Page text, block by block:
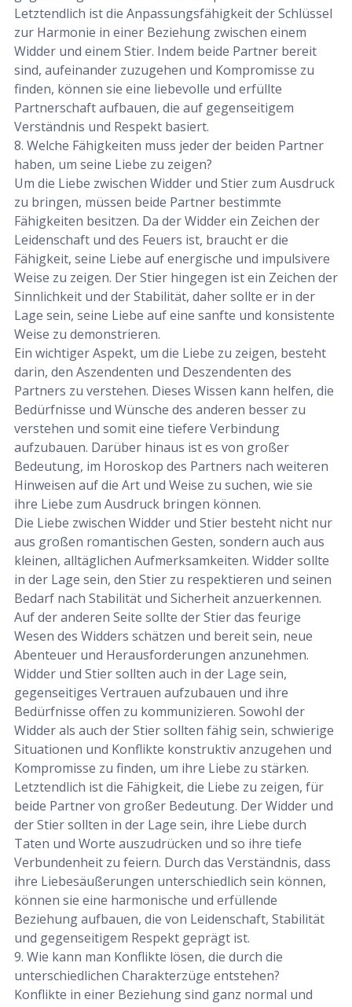
Letztendlich ist die Anpassungsfähigkeit der Schlüssel
zur Harmonie in einer Beziehung zwischen einem
Widder und einem Stier. Indem beide Partner bereit
sind, aufeinander zuzugehen und Kompromisse zu
finden, können sie eine liebevolle und erfüllte
Partnerschaft aufbauen, die auf gegenseitigem
Verständnis und Respekt basiert.
8. Welche Fähigkeiten muss jeder der beiden Partner
haben, um seine Liebe zu zeigen?
Um die Liebe zwischen Widder und Stier zum Ausdruck
zu bringen, müssen beide Partner bestimmte
Fähigkeiten besitzen. Da der Widder ein Zeichen der
Leidenschaft und des Feuers ist, braucht er die
Fähigkeit, seine Liebe auf energische und impulsivere
Weise zu zeigen. Der Stier hingegen ist ein Zeichen der
Sinnlichkeit und der Stabilität, daher sollte er in der
Lage sein, seine Liebe auf eine sanfte und konsistente
Weise zu demonstrieren.
Ein wichtiger Aspekt, um die Liebe zu zeigen, besteht
darin, den Aszendenten und Deszendenten des
Partners zu verstehen. Dieses Wissen kann helfen, die
Bedürfnisse und Wünsche des anderen besser zu
verstehen und somit eine tiefere Verbindung
aufzubauen. Darüber hinaus ist es von großer
Bedeutung, im Horoskop des Partners nach weiteren
Hinweisen auf die Art und Weise zu suchen, wie sie
ihre Liebe zum Ausdruck bringen können.
Die Liebe zwischen Widder und Stier besteht nicht nur
aus großen romantischen Gesten, sondern auch aus
kleinen, alltäglichen Aufmerksamkeiten. Widder sollte
in der Lage sein, den Stier zu respektieren und seinen
Bedarf nach Stabilität und Sicherheit anzuerkennen.
Auf der anderen Seite sollte der Stier das feurige
Wesen des Widders schätzen und bereit sein, neue
Abenteuer und Herausforderungen anzunehmen.
Widder und Stier sollten auch in der Lage sein,
gegenseitiges Vertrauen aufzubauen und ihre
Bedürfnisse offen zu kommunizieren. Sowohl der
Widder als auch der Stier sollten fähig sein, schwierige
Situationen und Konflikte konstruktiv anzugehen und
Kompromisse zu finden, um ihre Liebe zu stärken.
Letztendlich ist die Fähigkeit, die Liebe zu zeigen, für
beide Partner von großer Bedeutung. Der Widder und
der Stier sollten in der Lage sein, ihre Liebe durch
Taten und Worte auszudrücken und so ihre tiefe
Verbundenheit zu feiern. Durch das Verständnis, dass
ihre Liebesäußerungen unterschiedlich sein können,
können sie eine harmonische und erfüllende
Beziehung aufbauen, die von Leidenschaft, Stabilität
und gegenseitigem Respekt geprägt ist.
9. Wie kann man Konflikte lösen, die durch die
unterschiedlichen Charakterzüge entstehen?
Konflikte in einer Beziehung sind ganz normal und